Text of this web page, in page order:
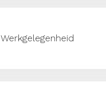
Werkgelegenheid